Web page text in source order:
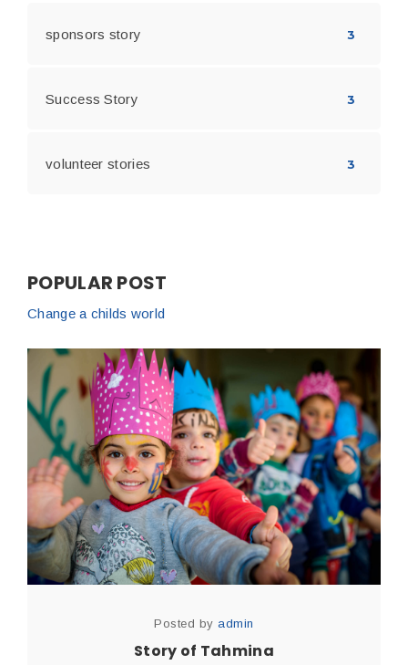
sponsors story 3
Success Story 3
volunteer stories 3
POPULAR POST
Change a childs world
Posted byadmin
Story of Tahmina